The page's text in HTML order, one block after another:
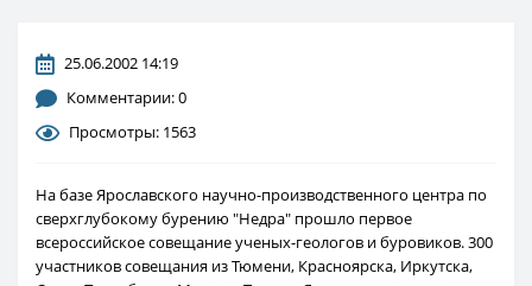
25.06.2002 14:19
Комментарии: 0
Просмотры: 1563
На базе Ярославского научно-производственного центра по
сверхглубокому бурению "Недра" прошло первое
всероссийское совещание ученых-геологов и буровиков. 300
участников совещания из Тюмени, Красноярска, Иркутска,